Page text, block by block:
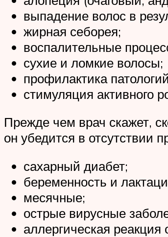
выпадение волос в
жирная себорея;
воспалительные
сухие и ломкие волосы;
профилактика
стимуляция активного
Прежде чем врач скажет,
он убедится в отсутствии
сахарный диабет;
беременность и
месячные;
острые вирусные
аллергическая